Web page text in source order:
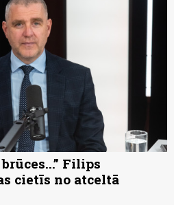
Filips
cietīs no atceltā